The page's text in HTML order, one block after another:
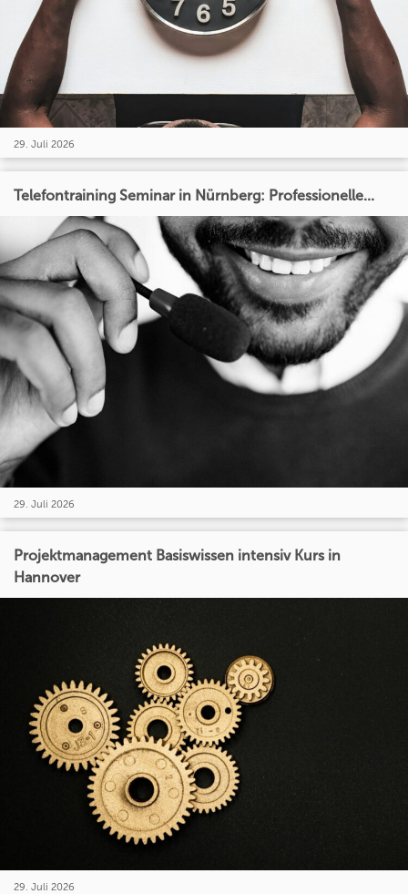
29. Juli 2026
Telefontraining Seminar in Nürnberg: Professionelle...
29. Juli 2026
Projektmanagement Basiswissen intensiv Kurs in
Hannover
29. Juli 2026